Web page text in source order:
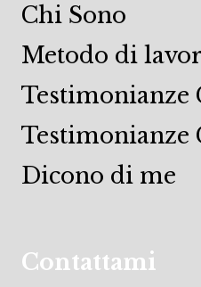
Chi Sono
Metodo di
Testimonianze
Testimonianze
Dicono di me
Contattami